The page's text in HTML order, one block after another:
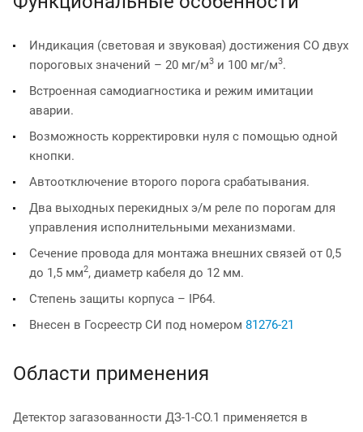
Индикация (световая и звуковая) достижения СО двух
пороговых значений – 20 мг/м3 и 100 мг/м3.
Встроенная самодиагностика и режим имитации
аварии.
Возможность корректировки нуля с помощью одной
кнопки.
Автоотключение второго порога срабатывания.
Два выходных перекидных э/м реле по порогам для
управления исполнительными механизмами.
Сечение провода для монтажа внешних связей от 0,5
до 1,5 мм2, диаметр кабеля до 12 мм.
Степень защиты корпуса – IP64.
Внесен в Госреестр СИ под номером 81276-21
Области применения
Детектор загазованности ДЗ-1-СО.1 применяется в